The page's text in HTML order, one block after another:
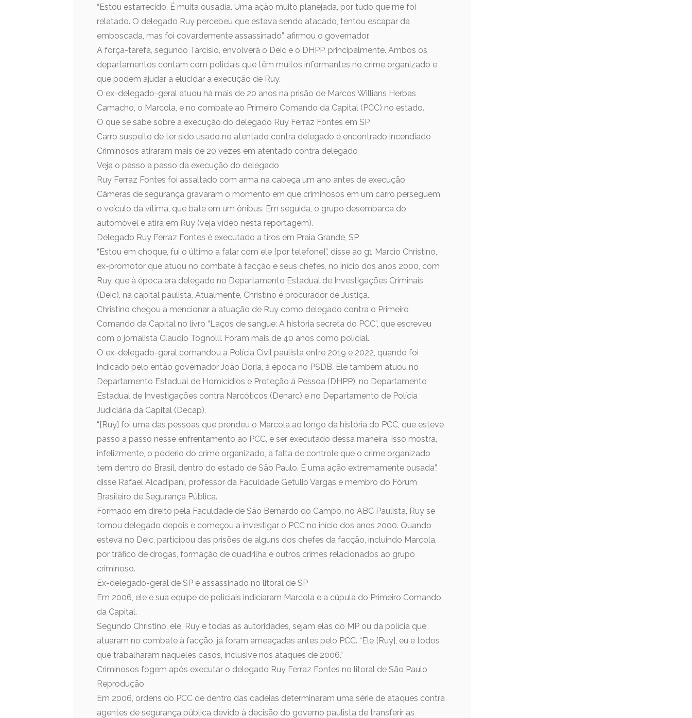
“Estou estarrecido. É muita ousadia. Uma ação muito planejada, por tudo que me foi
relatado. O delegado Ruy percebeu que estava sendo atacado, tentou escapar da
emboscada, mas foi covardemente assassinado”, afirmou o governador.
A força-tarefa, segundo Tarcísio, envolverá o Deic e o DHPP, principalmente. Ambos os
departamentos contam com policiais que têm muitos informantes no crime organizado e
que podem ajudar a elucidar a execução de Ruy.
O ex-delegado-geral atuou há mais de 20 anos na prisão de Marcos Willians Herbas
Camacho, o Marcola, e no combate ao Primeiro Comando da Capital (PCC) no estado.
O que se sabe sobre a execução do delegado Ruy Ferraz Fontes em SP
Carro suspeito de ter sido usado no atentado contra delegado é encontrado incendiado
Criminosos atiraram mais de 20 vezes em atentado contra delegado
Veja o passo a passo da execução do delegado
Ruy Ferraz Fontes foi assaltado com arma na cabeça um ano antes de execução
Câmeras de segurança gravaram o momento em que criminosos em um carro perseguem
o veículo da vítima, que bate em um ônibus. Em seguida, o grupo desembarca do
automóvel e atira em Ruy (veja vídeo nesta reportagem).
Delegado Ruy Ferraz Fontes é executado a tiros em Praia Grande, SP
“Estou em choque, fui o último a falar com ele [por telefone]”, disse ao g1 Marcio Christino,
ex-promotor que atuou no combate à facção e seus chefes, no início dos anos 2000, com
Ruy, que à época era delegado no Departamento Estadual de Investigações Criminais
(Deic), na capital paulista. Atualmente, Christino é procurador de Justiça.
Christino chegou a mencionar a atuação de Ruy como delegado contra o Primeiro
Comando da Capital no livro “Laços de sangue: A história secreta do PCC”, que escreveu
com o jornalista Claudio Tognolli. Foram mais de 40 anos como policial.
O ex-delegado-geral comandou a Polícia Civil paulista entre 2019 e 2022, quando foi
indicado pelo então governador João Doria, à época no PSDB. Ele também atuou no
Departamento Estadual de Homicídios e Proteção à Pessoa (DHPP), no Departamento
Estadual de Investigações contra Narcóticos (Denarc) e no Departamento de Polícia
Judiciária da Capital (Decap).
“[Ruy] foi uma das pessoas que prendeu o Marcola ao longo da história do PCC, que esteve
passo a passo nesse enfrentamento ao PCC, e ser executado dessa maneira. Isso mostra,
infelizmente, o poderio do crime organizado, a falta de controle que o crime organizado
tem dentro do Brasil, dentro do estado de São Paulo. É uma ação extremamente ousada”,
disse Rafael Alcadipani, professor da Faculdade Getulio Vargas e membro do Fórum
Brasileiro de Segurança Pública.
Formado em direito pela Faculdade de São Bernardo do Campo, no ABC Paulista, Ruy se
tornou delegado depois e começou a investigar o PCC no início dos anos 2000. Quando
esteva no Deic, participou das prisões de alguns dos chefes da facção, incluindo Marcola,
por tráfico de drogas, formação de quadrilha e outros crimes relacionados ao grupo
criminoso.
Ex-delegado-geral de SP é assassinado no litoral de SP
Em 2006, ele e sua equipe de policiais indiciaram Marcola e a cúpula do Primeiro Comando
da Capital.
Segundo Christino, ele, Ruy e todas as autoridades, sejam elas do MP ou da polícia que
atuaram no combate à facção, já foram ameaçadas antes pelo PCC. “Ele [Ruy], eu e todos
que trabalharam naqueles casos, inclusive nos ataques de 2006.”
Criminosos fogem após executar o delegado Ruy Ferraz Fontes no litoral de São Paulo
Reprodução
Em 2006, ordens do PCC de dentro das cadeias determinaram uma série de ataques contra
agentes de segurança pública devido à decisão do governo paulista de transferir as